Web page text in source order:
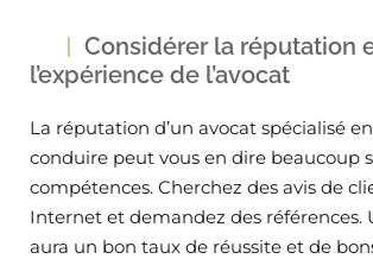
Considérer la réputation
l’expérience de l’avocat
La réputation d’un avocat spécialisé
conduire peut vous en dire beaucoup
compétences. Cherchez des avis de
Internet et demandez des références.
aura un bon taux de réussite et de